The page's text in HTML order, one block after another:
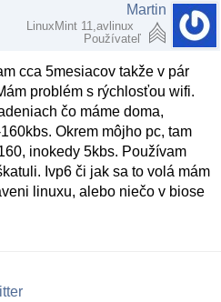
Martin
LinuxMint 11,avlinux
Používateľ
cca 5mesiacov takže v pár
problém s rýchlosťou wifi.
čo máme doma,
Okrem môjho pc, tam
inokedy 5kbs. Používam
Ivp6 či jak sa to volá mám
linuxu, alebo niečo v biose